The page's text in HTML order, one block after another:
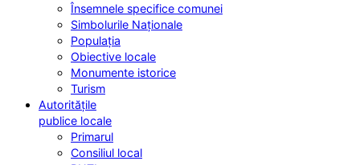
Însemnele specifice comunei
Simbolurile Naționale
Populația
Obiective locale
Monumente istorice
Turism
Autoritățile
publice locale
Primarul
Consiliul local